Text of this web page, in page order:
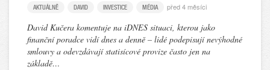
AKTUÁLNĚ DAVID INVESTICE MÉDIA před 4 měsíci
David Kučera komentuje na iDNES situaci, kterou jako
finanční poradce vidí dnes a denně – lidé podepisují nevýhodné
smlouvy a odevzdávají statisícové provize často jen na
základě…